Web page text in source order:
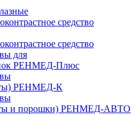
средство
средство
для
РЕНМЕД-Плюс
РЕНМЕД-К
и порошки) РЕНМЕД-АВТО